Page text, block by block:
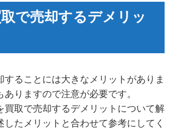
で売却するデメリッ
することには大きなメリットがありま
りますので注意が必要です。
買取で売却するデメリットについて解
たメリットと合わせて参考にしてく